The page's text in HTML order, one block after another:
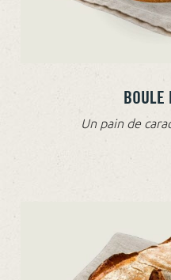
BOULE
Un pain de